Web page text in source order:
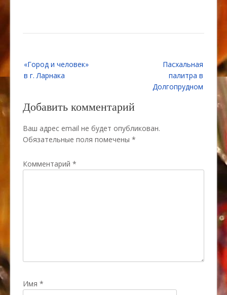
по
записям
«Город и человек»
в г. Ларнака
Пасхальная
палитра в
Долгопрудном
Добавить комментарий
Ваш адрес email не будет опубликован.
Обязательные поля помечены *
Комментарий *
Имя *